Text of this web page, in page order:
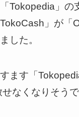
Tokopedia」の
」が「
した。
ます「
なくなりそうで